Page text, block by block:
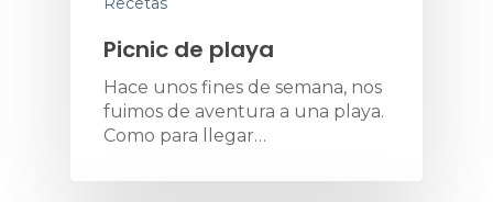
Picnic de playa
Hace unos fines de semana, nos
fuimos de aventura a una playa.
Como para llegar…